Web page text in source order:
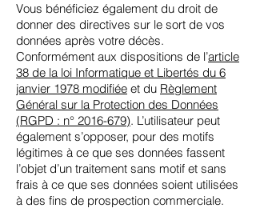
Vous bénéficiez également du droit de
donner des directives sur le sort de vos
données après votre décès.
Conformément aux dispositions de l’article
38 de la loi Informatique et Libertés du 6
janvier 1978 modifiée et du Règlement
Général sur la Protection des Données
(RGPD : n° 2016-679). L’utilisateur peut
également s’opposer, pour des motifs
légitimes à ce que ses données fassent
l’objet d’un traitement sans motif et sans
frais à ce que ses données soient utilisées
à des fins de prospection commerciale.